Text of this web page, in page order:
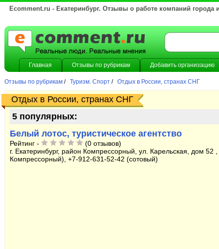
Ecomment.ru - Екатеринбург. Отзывы о работе компаний города
Главная Отзывы по рубрикам Добавить организацию
Отзывы по рубрикам / Туризм. Спорт / Отдых в России, странах СНГ
Отдых в России, странах СНГ
5 популярных:
Белый лотос, туристическое агентство
Рейтинг -
(0 отзывов)
г. Екатеринбург, район Компрессорный, ул. Карельская, дом 52
Компрессорный), +7-912-631-52-42 (сотовый)